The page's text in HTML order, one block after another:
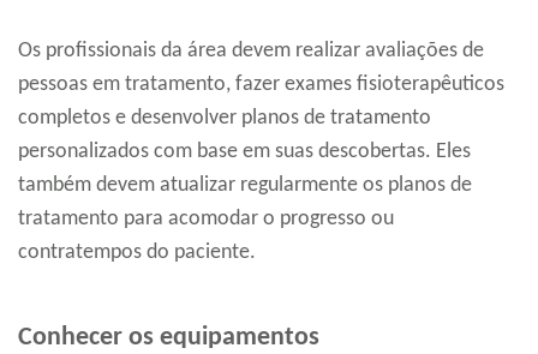
Os profissionais da área devem realizar avaliações de
pessoas em tratamento, fazer exames fisioterapêuticos
completos e desenvolver planos de tratamento
personalizados com base em suas descobertas. Eles
também devem atualizar regularmente os planos de
tratamento para acomodar o progresso ou
contratempos do paciente.
Conhecer os equipamentos